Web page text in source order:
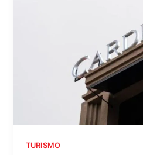
TURISMO